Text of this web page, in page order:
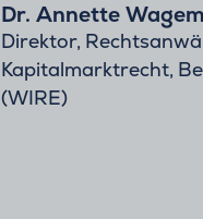
Dr. Annette
Direktor,
Kapitalmarktrecht,
(WIRE)